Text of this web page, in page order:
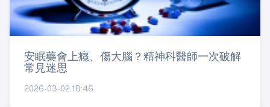
安眠藥會上癮、傷大腦？精神科醫師一次破解
常見迷思
2026-03-02 18:46